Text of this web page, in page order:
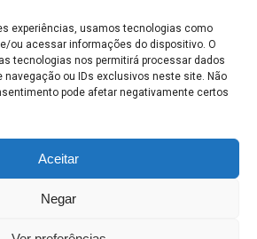
experiências, usamos tecnologias como
ou acessar informações do dispositivo. O
tecnologias nos permitirá processar dados
ou IDs exclusivos neste site. Não
pode afetar negativamente certos
Aceitar
Negar MUNICIPAL - Avenida